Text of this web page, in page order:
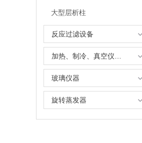
大型层析柱
反应过滤设备
玻璃仪器
旋转蒸发器